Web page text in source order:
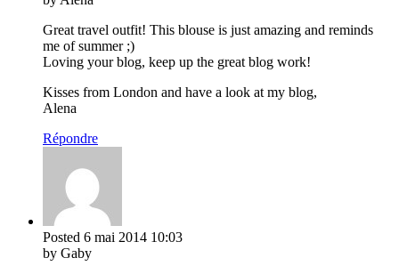
Great travel outfit! This blouse is just amazing and reminds
me of summer ;)
Loving your blog, keep up the great blog work!
Kisses from London and have a look at my blog,
Alena
Répondre
Posted 6 mai 2014 10:03
by Gaby